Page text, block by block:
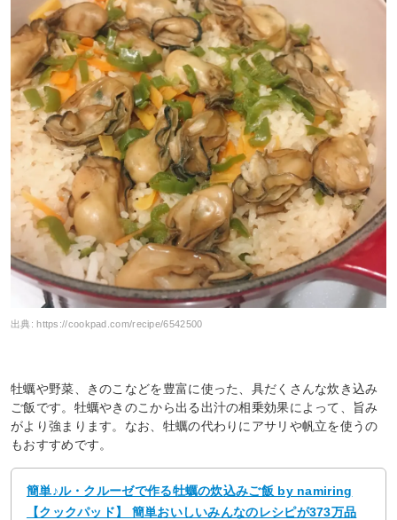
出典:https://cookpad.com/recipe/6542500
牡蠣や野菜、きのこなどを豊富に使った、具だくさんな炊き込み
ご飯です。牡蠣やきのこから出る出汁の相乗効果によって、旨み
がより強まります。なお、牡蠣の代わりにアサリや帆立を使うの
もおすすめです。
簡単♪ル・クルーゼで作る牡蠣の炊込みご飯 by namiring
【クックパッド】 簡単おいしいみんなのレシピが373万品